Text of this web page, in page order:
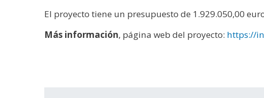
El proyecto tiene un presupuesto de 1.929.050,00
Más información, página web del proyecto: https://